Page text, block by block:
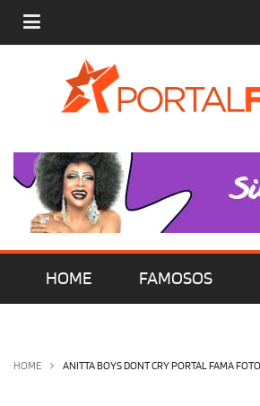
HOME FAMOSOS
HOME ANITTA BOYS DONT CRY PORTAL FAMA